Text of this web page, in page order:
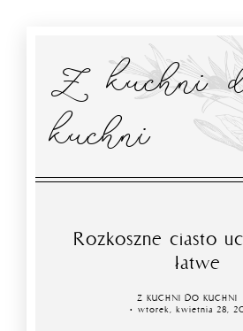
Z kuchni
kuchni
Rozkoszne ciasto
łatwe
Z KUCHNI DO KUCHNI
wtorek, kwietnia 28,